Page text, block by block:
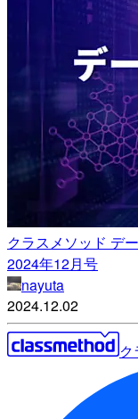
クラスメソッド デ
2024年12月号
nayuta
2024.12.02